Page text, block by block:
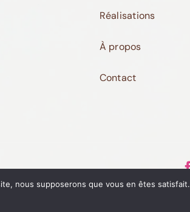
Réalisations
À propos
Contact
nous supposerons que vous en êtes satisfait.